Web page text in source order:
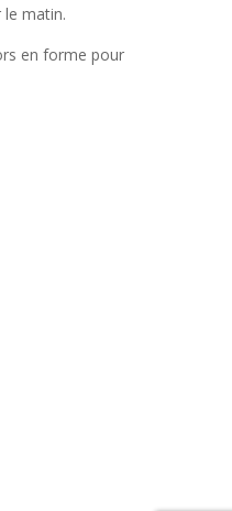
matin.
en forme pour